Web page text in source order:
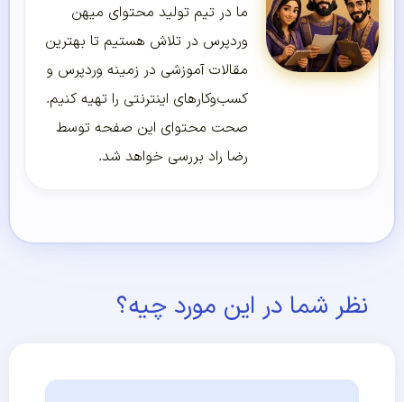
ما در تیم تولید محتوای میهن
وردپرس در تلاش هستیم تا بهترین
مقالات آموزشی در زمینه وردپرس و
کسب‌و‌کارهای اینترنتی را تهیه کنیم.
صحت محتوای این صفحه توسط
رضا راد بررسی خواهد شد.
نظر شما در این مورد چیه؟